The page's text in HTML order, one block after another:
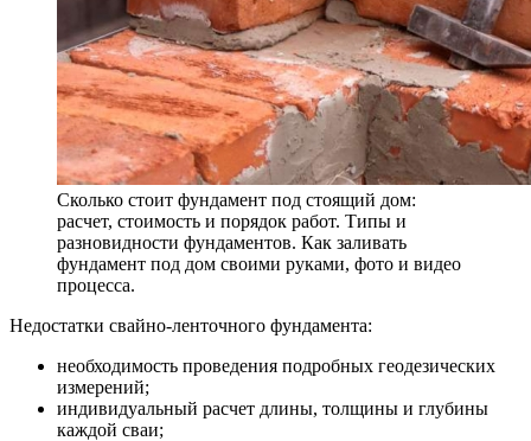
Сколько стоит фундамент под стоящий дом:
расчет, стоимость и порядок работ. Типы и
разновидности фундаментов. Как заливать
фундамент под дом своими руками, фото и видео
процесса.
Недостатки свайно-ленточного фундамента:
необходимость проведения подробных геодезических
измерений;
индивидуальный расчет длины, толщины и глубины
каждой сваи;